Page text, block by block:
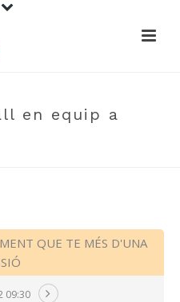
en equip a
QUE TE MÉS D'UNA
09:30